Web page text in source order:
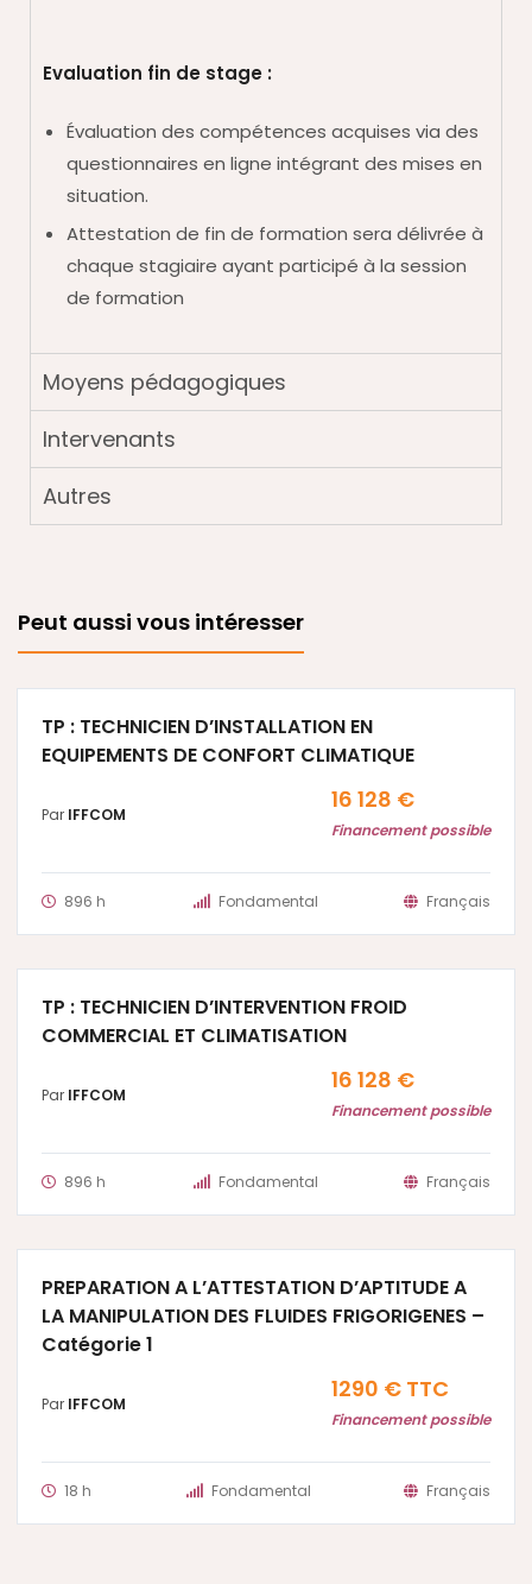
Evaluation fin de stage :
Évaluation des compétences acquises via des
questionnaires en ligne intégrant des mises en
situation.
Attestation de fin de formation sera délivrée à
chaque stagiaire ayant participé à la session
de formation
Moyens pédagogiques
Intervenants
Autres
Peut aussi vous intéresser
TP : TECHNICIEN D’INSTALLATION EN
EQUIPEMENTS DE CONFORT CLIMATIQUE
Par IFFCOM
16 128 €
Financement possible
896 h Fondamental Français
TP : TECHNICIEN D’INTERVENTION FROID
COMMERCIAL ET CLIMATISATION
Par IFFCOM
16 128 €
Financement possible
896 h Fondamental Français
PREPARATION A L’ATTESTATION D’APTITUDE A
LA MANIPULATION DES FLUIDES FRIGORIGENES –
Catégorie 1
Par IFFCOM
1290 € TTC
Financement possible
18 h Fondamental Français